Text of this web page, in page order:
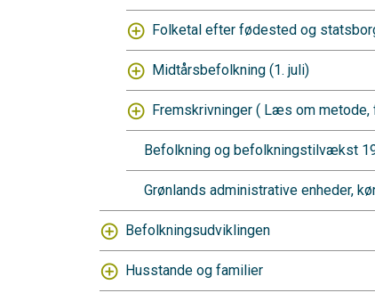
Folketal efter fødested og
Midtårsbefolkning (1. juli)
Fremskrivninger ( Læs om metode,
Befolkning og befolkningstilvækst
Grønlands administrative enheder,
Befolkningsudviklingen
Husstande og familier